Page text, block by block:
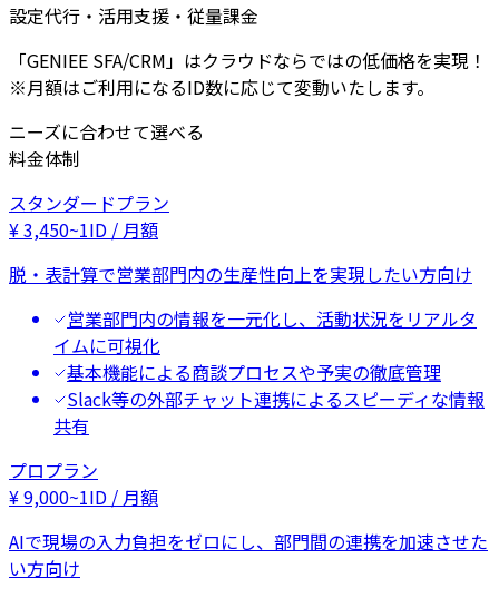
設定代行・活用支援・従量課金
「GENIEE SFA/CRM」はクラウドならではの低価格を実現！
※月額はご利用になるID数に応じて変動いたします。
ニーズに合わせて選べる
料金体制
スタンダードプラン
¥3,450~1ID / 月額
脱・表計算で営業部門内の生産性向上を実現したい方向け
営業部門内の情報を一元化し、活動状況をリアルタ
イムに可視化
基本機能による商談プロセスや予実の徹底管理
Slack等の外部チャット連携によるスピーディな情報
共有
プロプラン
¥9,000~1ID / 月額
AIで現場の入力負担をゼロにし、部門間の連携を加速させた
い方向け